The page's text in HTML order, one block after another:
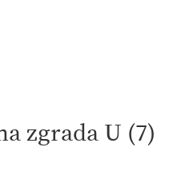
zgrada U (7)